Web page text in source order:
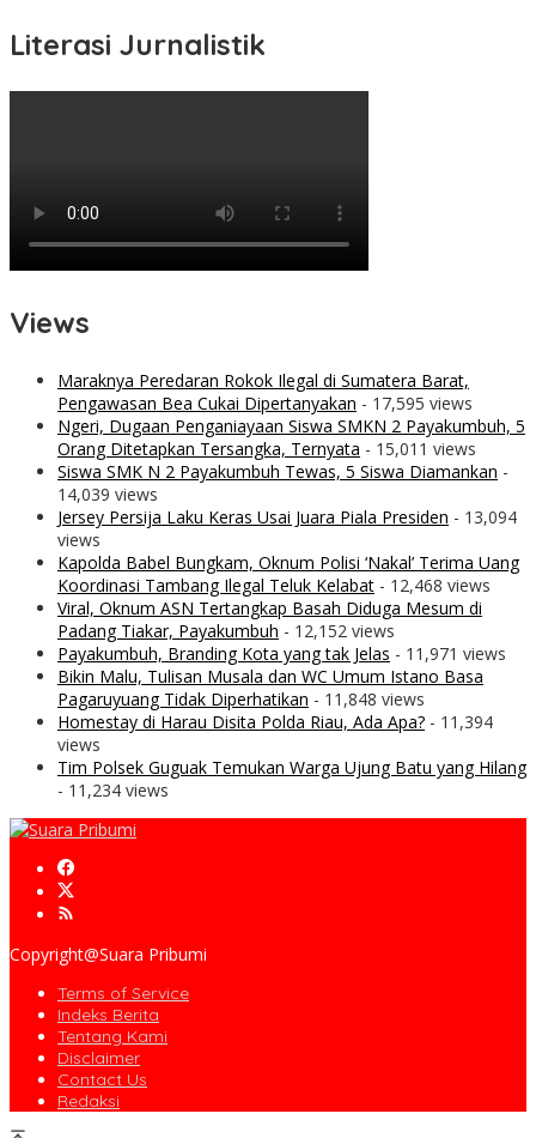
Literasi Jurnalistik
Views
Maraknya Peredaran Rokok Ilegal di Sumatera Barat,
Pengawasan Bea Cukai Dipertanyakan - 17,595 views
Ngeri, Dugaan Penganiayaan Siswa SMKN 2 Payakumbuh, 5
Orang Ditetapkan Tersangka, Ternyata - 15,011 views
Siswa SMK N 2 Payakumbuh Tewas, 5 Siswa Diamankan -
14,039 views
Jersey Persija Laku Keras Usai Juara Piala Presiden - 13,094
views
Kapolda Babel Bungkam, Oknum Polisi ‘Nakal’ Terima Uang
Koordinasi Tambang Ilegal Teluk Kelabat - 12,468 views
Viral, Oknum ASN Tertangkap Basah Diduga Mesum di
Padang Tiakar, Payakumbuh - 12,152 views
Payakumbuh, Branding Kota yang tak Jelas - 11,971 views
Bikin Malu, Tulisan Musala dan WC Umum Istano Basa
Pagaruyuang Tidak Diperhatikan - 11,848 views
Homestay di Harau Disita Polda Riau, Ada Apa? - 11,394
views
Tim Polsek Guguak Temukan Warga Ujung Batu yang Hilang
- 11,234 views
Copyright@Suara Pribumi
Terms of Service
Indeks Berita
Tentang Kami
Disclaimer
Contact Us
Redaksi